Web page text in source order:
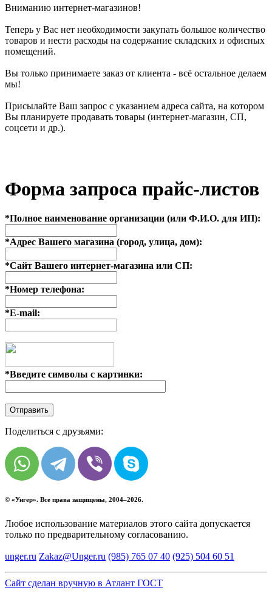
Вниманию интернет-магазинов!
Теперь у Вас нет необходимости закупать большое количество
товаров и нести расходы на содержание складских и офисных
помещений.
Вы только принимаете заказ от клиента - всё остальное делаем
мы!
Присылайте Ваш запрос с указанием адреса сайта, на котором
Вы планируете продавать товары (интернет-магазин, СП,
соцсети и др.).
Форма запроса прайс-листов
*Полное наименование организации (или Ф.И.О. для ИП):
*Адрес Вашего магазина (город, улица, дом):
*Сайт Вашего интернет-магазина или СП:
*Номер телефона:
*E-mail:
*Введите символы с картинки:
Поделиться с друзьями:
© «Унгер». Все права защищены, 2004–2026.
Любое использование материалов этого сайта допускается
только по предварительному согласованию.
unger.ru Zakaz@Unger.ru (985) 765 07 40 (925) 504 60 51
Сайт сделан вручную в Атлант ГОСТ